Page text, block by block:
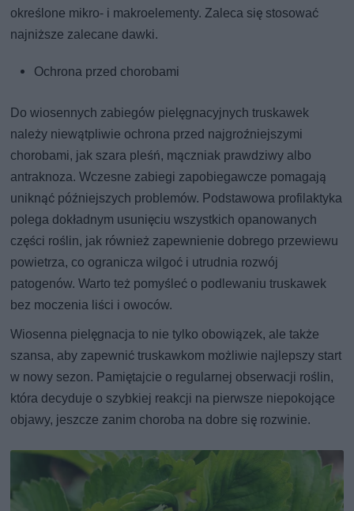
określone mikro- i makroelementy. Zaleca się stosować
najniższe zalecane dawki.
Ochrona przed chorobami
Do wiosennych zabiegów pielęgnacyjnych truskawek
należy niewątpliwie ochrona przed najgroźniejszymi
chorobami, jak szara pleśń, mączniak prawdziwy albo
antraknoza. Wczesne zabiegi zapobiegawcze pomagają
uniknąć późniejszych problemów. Podstawowa profilaktyka
polega dokładnym usunięciu wszystkich opanowanych
części roślin, jak również zapewnienie dobrego przewiewu
powietrza, co ogranicza wilgoć i utrudnia rozwój
patogenów. Warto też pomyśleć o podlewaniu truskawek
bez moczenia liści i owoców.
Wiosenna pielęgnacja to nie tylko obowiązek, ale także
szansa, aby zapewnić truskawkom możliwie najlepszy start
w nowy sezon. Pamiętajcie o regularnej obserwacji roślin,
która decyduje o szybkiej reakcji na pierwsze niepokojące
objawy, jeszcze zanim choroba na dobre się rozwinie.